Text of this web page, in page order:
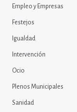
Empleo y Empresas
Festejos
Igualdad
Intervención
Ocio
Plenos Municipales
Sanidad